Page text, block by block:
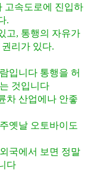
고속도로에 진입하
.
고, 통행의 자유가
리가 있다.
입니다 통행을 허
것입니다
차 산업에나 안좋
옛날 오토바이도
국에서 보면 정말
다